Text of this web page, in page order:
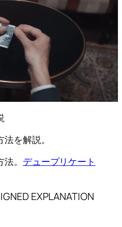
を解説。
。 デュープリケート
EXPLANATION